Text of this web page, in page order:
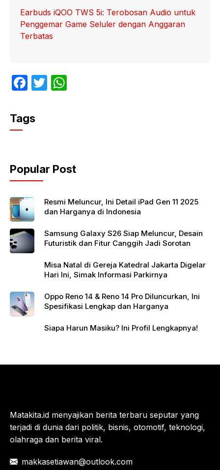
Earbuds iQOO TWS 5i: Terobosan Audio untuk
Penggemar Game Seluler dengan Anggaran
Terbatas
F
c
e
o
o
k
T
p
p
Tags
Popular Post
Resmi Meluncur, Ini Detail iPad Gen 11 2025
dan Harganya di Indonesia
Samsung Galaxy S26 Siap Meluncur, Desain
Futuristik dan Fitur Canggih Jadi Sorotan
Misa Natal di Gereja Katedral Jakarta Digelar
Hari Ini, Simak Informasi Parkirnya
Oppo Reno 14 & Reno 14 Pro Diluncurkan, Ini
Spesifikasi Lengkap dan Harganya
Siapa Harun Masiku? Ini Profil Lengkapnya!
Matakita.id menyajikan berita terbaru seputar yang
terjadi di dunia dari politik, bisnis, otomotif, teknologi,
olahraga dan berita viral.
makkasetiawan@outlook.com